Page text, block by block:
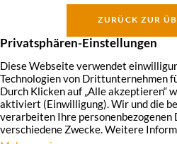
Förderzusage / Sanierung in
ZURÜCK ZUR